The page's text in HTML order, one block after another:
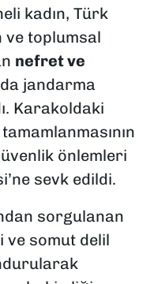
kadın, Türk
ve toplumsal
nefret ve
jandarma
Karakoldaki
önlemleri
sevk edildi.
sorgulanan
ve somut delil